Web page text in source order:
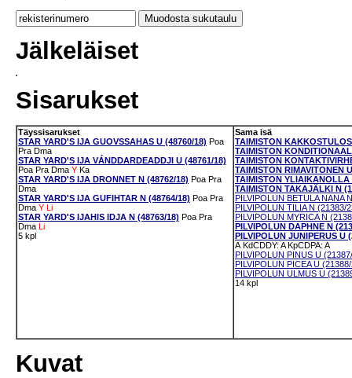
Jälkeläiset
Sisarukset
Täyssisarukset
STAR YARD'S IJA GUOVSSAHAS U (48760/18) Poa
Pra Dma
STAR YARD'S IJA VÁNDDARDEADDJI U (48761/18)
Poa Pra Dma Y Ka
STAR YARD'S IJA DRONNET N (48762/18) Poa Pra
Dma
STAR YARD'S IJA GUFIHTAR N (48764/18) Poa Pra
Dma Y Li
STAR YARD'S IJAHIS IDJA N (48763/18) Poa Pra
Dma Li
5 kpl
Sama isä
TAIMISTON
TAIMISTON
TAIMISTON
TAIMISTON RIMAVITONEN
TAIMISTON YLIAIKANOLLA
TAIMISTON TAKAJÄLKI N
PILVIPOLUN BETULA NANA
PILVIPOLUN TILIA N (21383/
PILVIPOLUN MYRICA N
PILVIPOLUN DAPHNE N
PILVIPOLUN JUNIPERUS U
A KdCDDY: A KpCDPA: A
PILVIPOLUN PINUS U
PILVIPOLUN PICEA U
PILVIPOLUN ULMUS U
14 kpl
Kuvat